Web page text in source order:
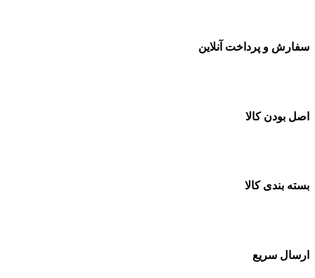
سفارش و پرداخت آنلاین
اصل بودن کالا
بسته بندی کالا
ارسال سریع